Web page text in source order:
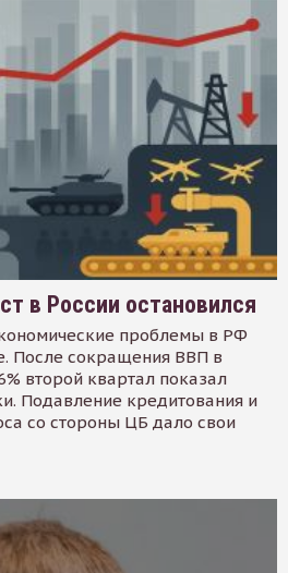
в России остановился
проблемы в РФ
После сокращения ВВП в
второй квартал показал
Подавление кредитования и
со стороны ЦБ дало свои